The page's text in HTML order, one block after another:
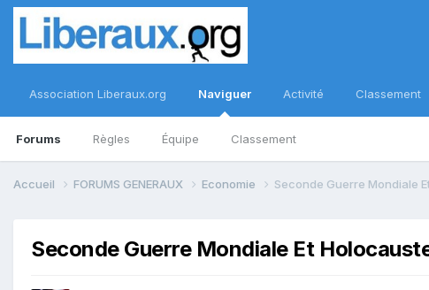
Association Liberaux.org Naviguer
Forums Règles Équipe Classement
Activité Classement
Accueil FORUMS GENERAUX Economie Seconde Guerre Mondiale
Seconde Guerre Mondiale Et